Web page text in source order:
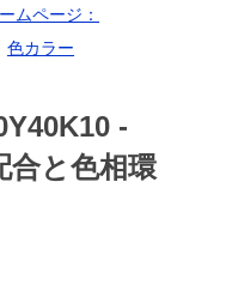
-
合と色相環